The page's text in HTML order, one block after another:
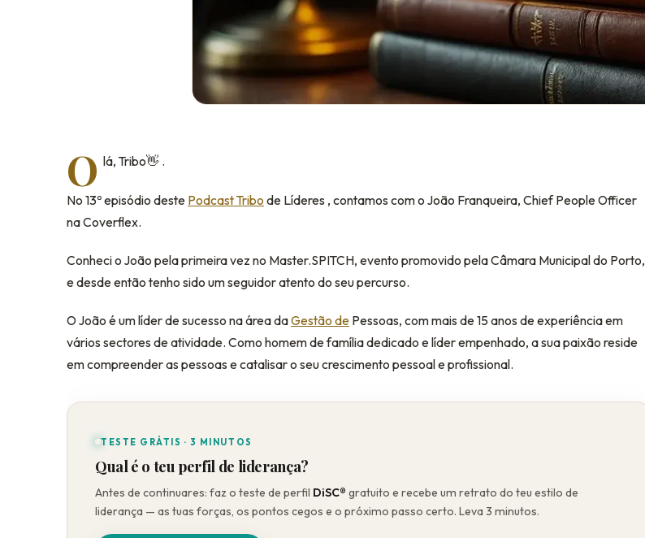
O lá, Tribo👋 .
No 13º episódio deste Podcast Tribo de Líderes , contamos com o João Franqueira, Chief People Officer
na Coverflex.
Conheci o João pela primeira vez no Master.SPITCH, evento promovido pela Câmara Municipal do Porto,
e desde então tenho sido um seguidor atento do seu percurso.
O João é um líder de sucesso na área daGestão de Pessoas, com mais de 15 anos de experiência em
vários sectores de atividade. Como homem de família dedicado e líder empenhado, a sua paixão reside
em compreender as pessoas e catalisar o seu crescimento pessoal e profissional.
TESTE GRÁTIS · 3 MINUTOS
Qual é o teu perfil de liderança?
Antes de continuares: faz o teste de perfil DiSC® gratuito e recebe um retrato do teu estilo de
liderança — as tuas forças, os pontos cegos e o próximo passo certo. Leva 3 minutos.